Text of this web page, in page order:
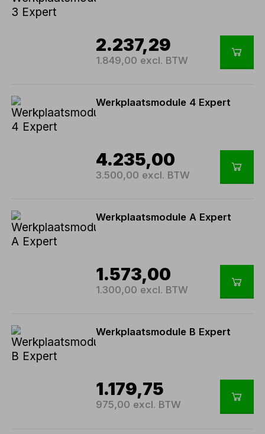
2.237,29
1.849,00 excl. BTW
Werkplaatsmodule 4 Expert
4.235,00
3.500,00 excl. BTW
Werkplaatsmodule A Expert
1.573,00
1.300,00 excl. BTW
Werkplaatsmodule B Expert
1.179,75
975,00 excl. BTW